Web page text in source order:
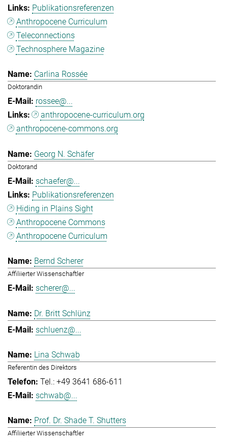
Publikationsreferenzen
Anthropocene Curriculum
Teleconnections
Technosphere Magazine
Carlina Rossée
Doktorandin
rossee@...
anthropocene-curriculum.org
anthropocene-commons.org
Georg N. Schäfer
Doktorand
schaefer@...
Publikationsreferenzen
Hiding in Plains Sight
Anthropocene Commons
Anthropocene Curriculum
Bernd Scherer
Affiliierter Wissenschaftler
scherer@...
Dr. Britt Schlünz
schluenz@...
Lina Schwab
Referentin des Direktors
Tel.: +49 3641 686-611
schwab@...
Prof. Dr. Shade T. Shutters
Affiliierter Wissenschaftler